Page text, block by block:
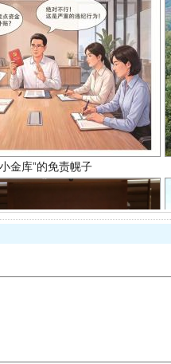
金库”的免责幌子